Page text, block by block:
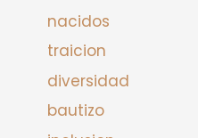
nacidos
traicion
diversidad
bautizo